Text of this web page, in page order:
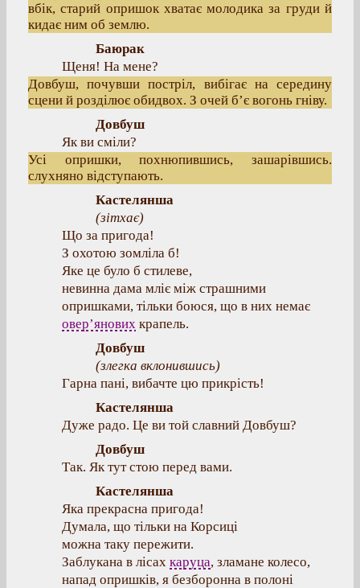
вбік, старий опришок хватає молодика за груди й
кидає ним об землю.
Баюрак
Щеня! На мене?
Довбуш, почувши постріл, вибігає на середину
сцени й розділює обидвох. З очей б’є вогонь гніву.
Довбуш
Як ви сміли?
Усі опришки, похнюпившись, зашарівшись.
слухняно відступають.
Кастелянша
(зітхає)
Що за пригода!
З охотою зомліла б!
Яке це було б стилеве,
невинна дама мліє між страшними
опришками, тільки боюся, що в них немає
овер’янових крапель.
Довбуш
(злегка вклонившись)
Гарна пані, вибачте цю прикрість!
Кастелянша
Дуже радо. Це ви той славний Довбуш?
Довбуш
Так. Як тут стою перед вами.
Кастелянша
Яка прекрасна пригода!
Думала, що тільки на Корсиці
можна таку пережити.
Заблукана в лісах каруца, зламане колесо,
напад опришків, я безборонна в полоні